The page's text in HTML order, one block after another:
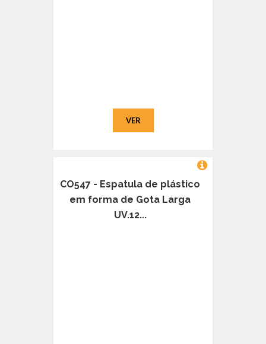
VER
CO547 - Espatula de plástico
em forma de Gota Larga
UV.12...